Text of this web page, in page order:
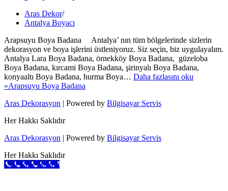
Aras Dekor
Antalya Boyacı
Arapsuyu Boya Badana Antalya’ nın tüm bölgelerinde sizlerin
dekorasyon ve boya işlerini üstleniyoruz. Siz seçin, biz uygulayalım.
Antalya Lara Boya Badana, örnekköy Boya Badana, güzeloba
Boya Badana, kırcami Boya Badana, şirinyalı Boya Badana,
konyaaltı Boya Badana, hurma Boya… Daha fazlasını oku
»Arapsuyu Boya Badana
Aras Dekorasyon | Powered by Bilgisayar Servis
Her Hakkı Saklıdır
Aras Dekorasyon | Powered by Bilgisayar Servis
Her Hakkı Saklıdır
Call Now Button